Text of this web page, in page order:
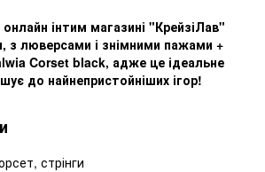
інтим магазині "КрейзіЛав"
з люверсами і знімними пажами +
Corset black, адже це ідеальне
до найнепристойніших ігор!
стрінги